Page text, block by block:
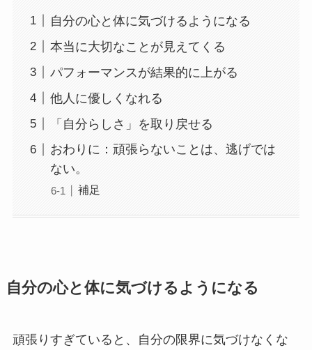
自分の心と体に気づけるようになる
本当に大切なことが見えてくる
パフォーマンスが結果的に上がる
他人に優しくなれる
「自分らしさ」を取り戻せる
おわりに：頑張らないことは、逃げでは
ない。
補足
自分の心と体に気づけるようになる
頑張りすぎていると、自分の限界に気づけなくな